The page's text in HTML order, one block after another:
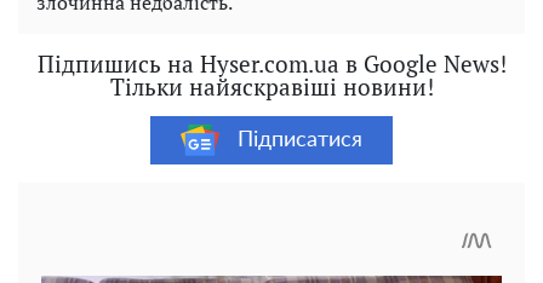
Підпишись на Hyser.com.ua в Google News!
Тільки найяскравіші новини!
Підписатися